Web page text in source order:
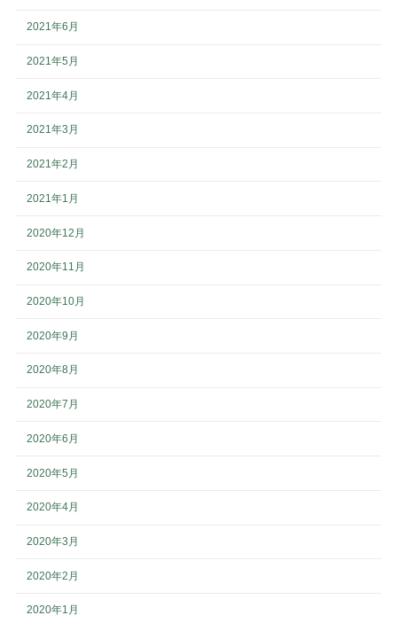
2021年6月
2021年5月
2021年4月
2021年3月
2021年2月
2021年1月
2020年12月
2020年11月
2020年10月
2020年9月
2020年8月
2020年7月
2020年6月
2020年5月
2020年4月
2020年3月
2020年2月
2020年1月